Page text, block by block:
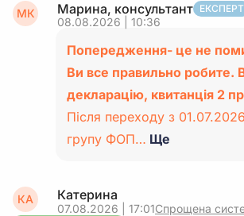
МК Марина, консультант ЕКСПЕРТ
08.08.2026 | 10:36
Попередження- це не
Ви все правильно робите.
декларацію, квитанція 2
Після переходу з
групу ФОП… Ще
КА Катерина
07.08.2026 | 17:01Спрощена